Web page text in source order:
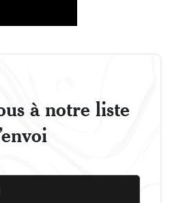
à notre liste